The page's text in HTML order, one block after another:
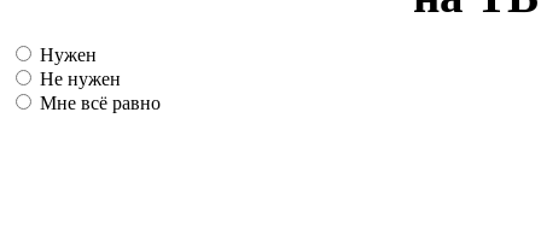
Нужен
Не нужен
Мне всё равно